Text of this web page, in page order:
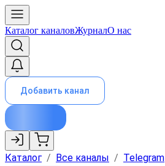
Каталог каналовЖурналО нас
Добавить канал
Каталог / Все каналы / Telegram